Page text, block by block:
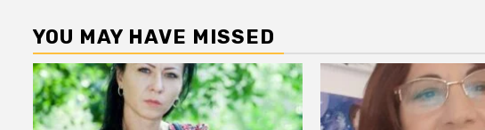
YOU MAY HAVE MISSED